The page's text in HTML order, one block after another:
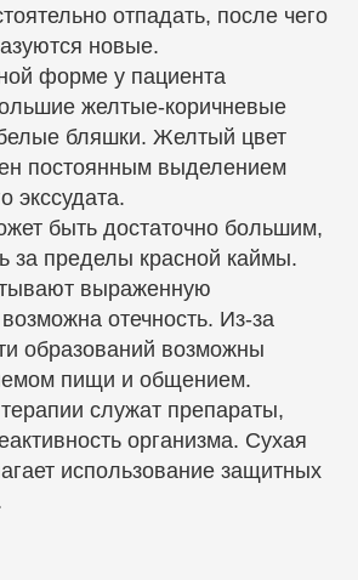
отпадать, после чего
новые.
форме у пациента
желтые-коричневые
бляшки. Желтый цвет
постоянным выделением
экссудата.
быть достаточно большим,
за пределы красной каймы.
выраженную
отечность. Из-за
образований возможны
пищи и общением.
служат препараты,
организма. Сухая
использование защитных